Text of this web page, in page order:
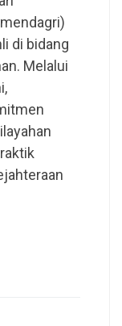
di bidang
Melalui